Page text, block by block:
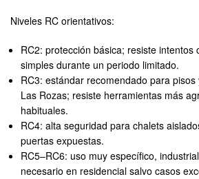
Niveles RC orientativos:
RC2: protección básica; resiste intentos
simples durante un periodo limitado.
RC3: estándar recomendado para
Las Rozas; resiste herramientas más
habituales.
RC4: alta seguridad para chalets
puertas expuestas.
RC5–RC6: uso muy específico,
necesario en residencial salvo casos